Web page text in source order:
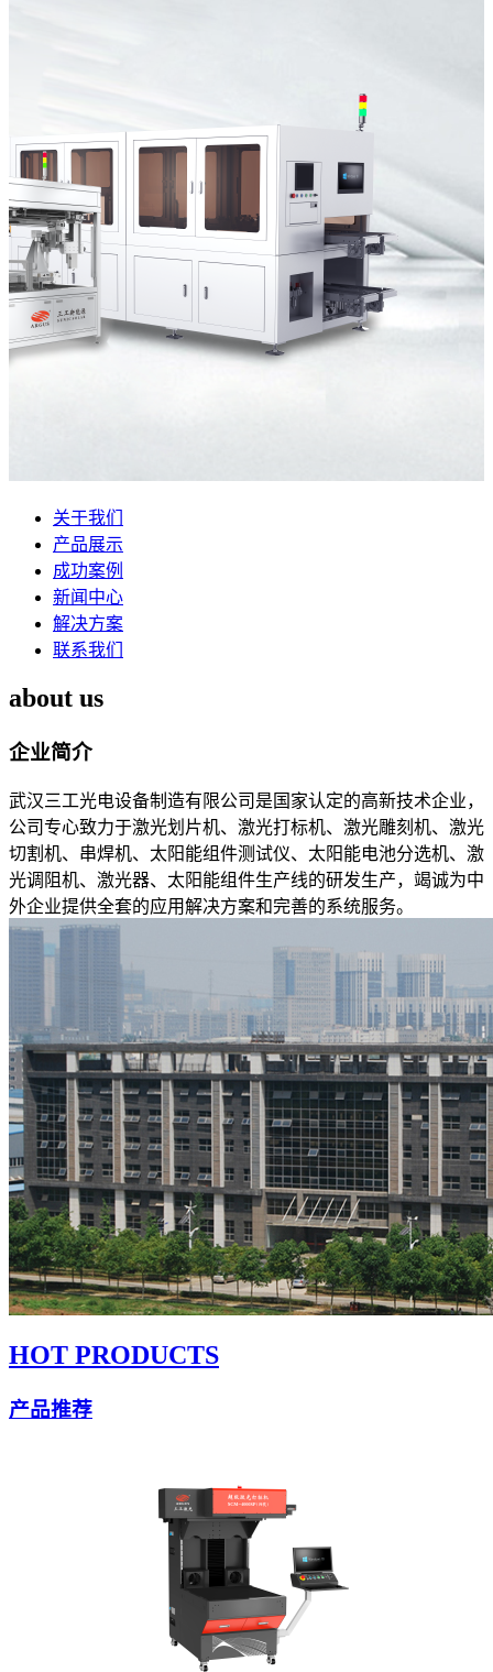
关于我们
产品展示
成功案例
新闻中心
解决方案
联系我们
about us
企业简介
武汉三工光电设备制造有限公司是国家认定的高新技术企业，
公司专心致力于激光划片机、激光打标机、激光雕刻机、激光
切割机、串焊机、太阳能组件测试仪、太阳能电池分选机、激
光调阻机、激光器、太阳能组件生产线的研发生产，竭诚为中
外企业提供全套的应用解决方案和完善的系统服务。
HOT PRODUCTS
产品推荐